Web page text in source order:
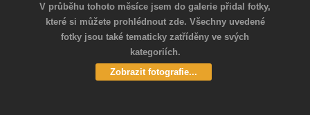
V průběhu tohoto měsíce jsem do galerie přidal fotky,
které si můžete prohlédnout zde. Všechny uvedené
fotky jsou také tematicky zatříděny ve svých
kategoriích.
Zobrazit fotografie...